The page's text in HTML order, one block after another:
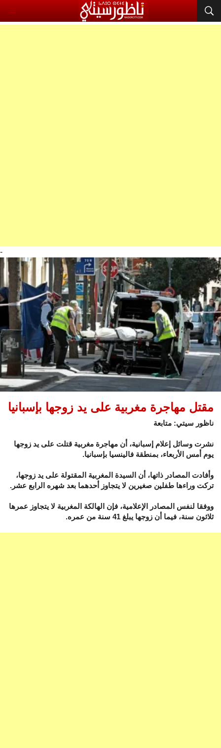
-
مقتل مهاجرة مغربية على يد زوجها بإسبانيا
ناظور سيتي: متابعة
نشرت وسائل إعلام إسبانية، أن مهاجرة مغربية قتلت على يد زوجها
يوم أمس الأربعاء، بمنطقة فالينسيا بإسبانيا.
وأفادت المصادر ذاتها، أن السيدة المغربية المقتولة على يد زوجها،
تركت وراءها طفلين صغيرين لا يتجاوز أحدهما بعد شهره الرابع عشر.
ووفقا لنفس المصادر الإعلامية، فإن الهالكة المغربية لا يتجاوز عمرها
ثلاثون سنة، فيما أن زوجها يبلغ 41 سنة من عمره.